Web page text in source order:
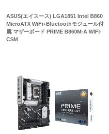
ASUS(エイスース) LGA1851 Intel B860
MicroATX WiFi+Bluetoothモジュール付
属 マザーボード PRIME B860M-A WIFI-
CSM